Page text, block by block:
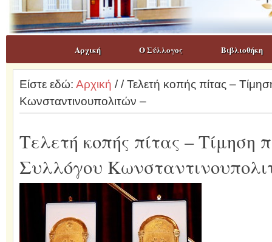
Αρχική Ο Σύλλογος Βιβλιοθήκη
Είστε εδώ: Αρχική // Τελετή κοπής πίτας –
Κωνσταντινουπολιτών –
Τελετή κοπής πίτας – Τίμηση
Συλλόγου